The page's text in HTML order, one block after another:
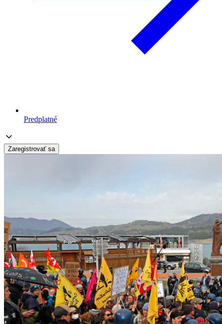
Predplatné
Zaregistrovať sa